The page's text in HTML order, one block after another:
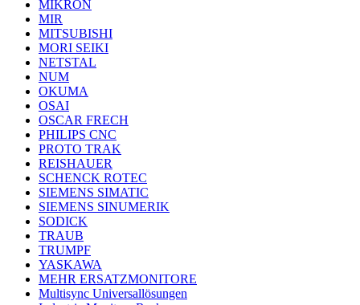
MIKRON
MIR
MITSUBISHI
MORI SEIKI
NETSTAL
NUM
OKUMA
OSAI
OSCAR FRECH
PHILIPS CNC
PROTO TRAK
REISHAUER
SCHENCK ROTEC
SIEMENS SIMATIC
SIEMENS SINUMERIK
SODICK
TRAUB
TRUMPF
YASKAWA
MEHR ERSATZMONITORE
Multisync Universallösungen